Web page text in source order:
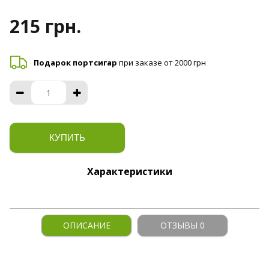
215 грн.
Подарок портсигар при заказе от 2000 грн
КУПИТЬ
Характеристики
ОПИСАНИЕ ОТЗЫВЫ 0